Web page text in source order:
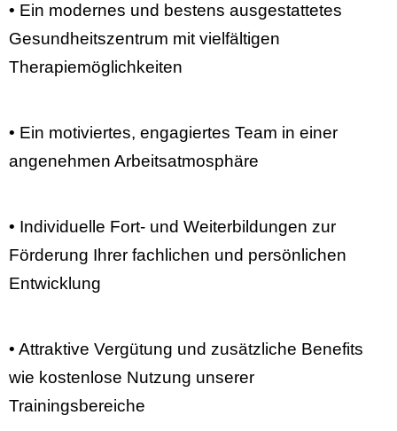
• Ein modernes und bestens ausgestattetes
Gesundheitszentrum mit vielfältigen
Therapiemöglichkeiten
• Ein motiviertes, engagiertes Team in einer
angenehmen Arbeitsatmosphäre
• Individuelle Fort- und Weiterbildungen zur
Förderung Ihrer fachlichen und persönlichen
Entwicklung
• Attraktive Vergütung und zusätzliche Benefits
wie kostenlose Nutzung unserer
Trainingsbereiche